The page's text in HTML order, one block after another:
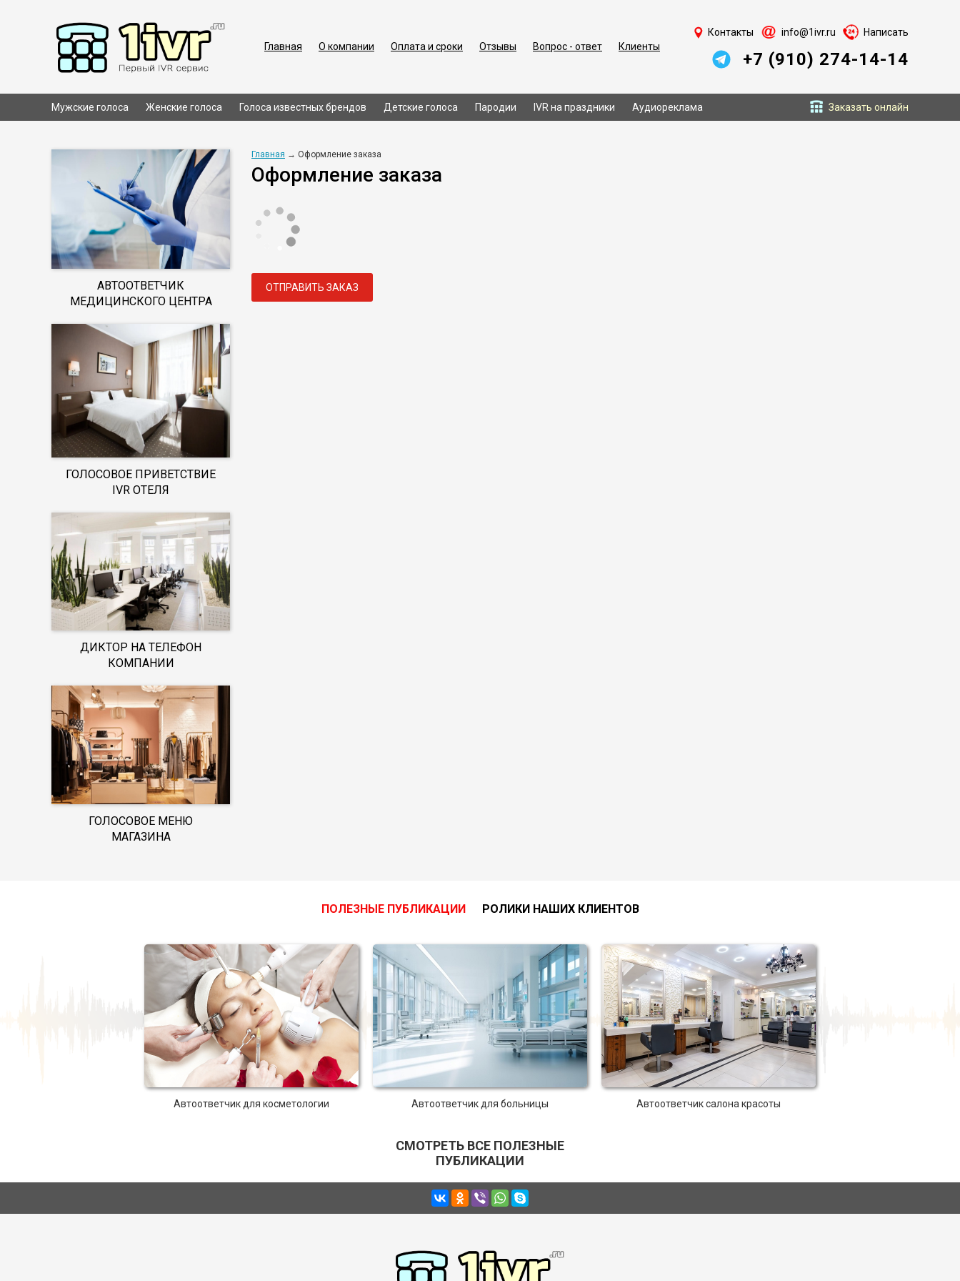
Главная О компании Оплата и сроки Отзывы Вопрос - ответ Клиенты
Контакты info@1ivr.ru Написать
+7 (910) 274-14-14
Мужские голоса Женские голоса Голоса известных брендов Детские голоса Пародии IVR на праздники Аудиореклама Заказать онлайн
АВТООТВЕТЧИК
МЕДИЦИНСКОГО ЦЕНТРА
ГОЛОСОВОЕ ПРИВЕТСТВИЕ
IVR ОТЕЛЯ
ДИКТОР НА ТЕЛЕФОН
КОМПАНИИ
ГОЛОСОВОЕ МЕНЮ
МАГАЗИНА
Главная → Оформление заказа
Оформление заказа
ОТПРАВИТЬ ЗАКАЗ
ПОЛЕЗНЫЕ ПУБЛИКАЦИИ РОЛИКИ НАШИХ КЛИЕНТОВ
Автоответчик для косметологии Автоответчик для больницы Автоответчик салона красоты
СМОТРЕТЬ ВСЕ ПОЛЕЗНЫЕ
ПУБЛИКАЦИИ